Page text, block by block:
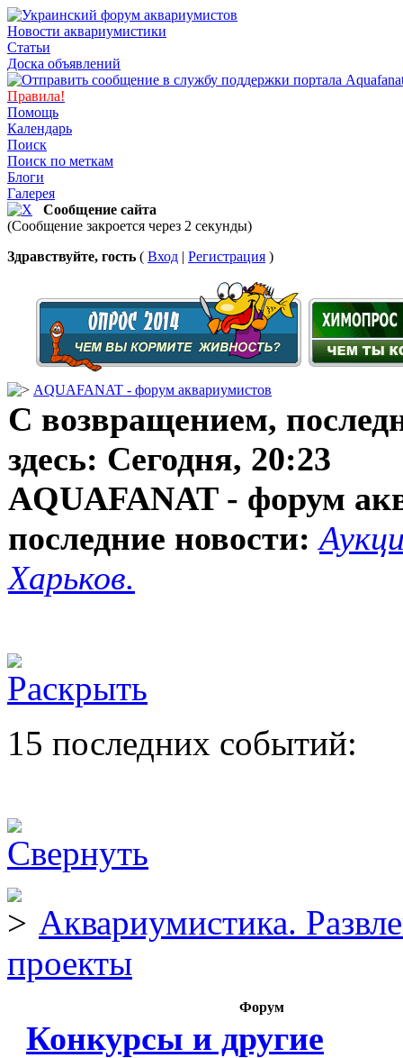
Новости аквариумистики
Статьи
Доска объявлений
Правила!
Помощь
Календарь
Поиск
Поиск по меткам
Блоги
Галерея
Сообщение сайта
(Сообщение закроется через 2 секунды)
Здравствуйте, гость ( Вход | Регистрация )
AQUAFANAT - форум аквариумистов
С возвращением,
здесь: Сегодня, 20:23
AQUAFANAT - форум
последние новости:
Харьков.
15 последних событий:
Аквариумистика.
проекты
Форум
Конкурсы и другие